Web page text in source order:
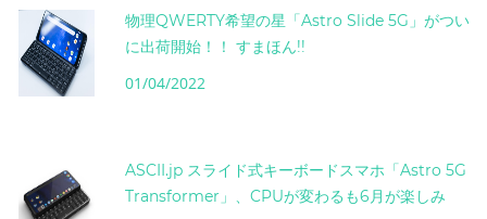
物理QWERTY希望の星「Astro Slide 5G」がつい
に出荷開始！！ すまほん!!
01/04/2022
ASCII.jp スライド式キーボードスマホ「Astro 5G
Transformer」、CPUが変わるも6月が楽しみ